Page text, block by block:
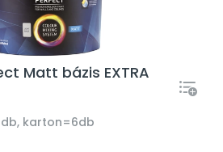
Matt bázis EXTRA
karton=6db